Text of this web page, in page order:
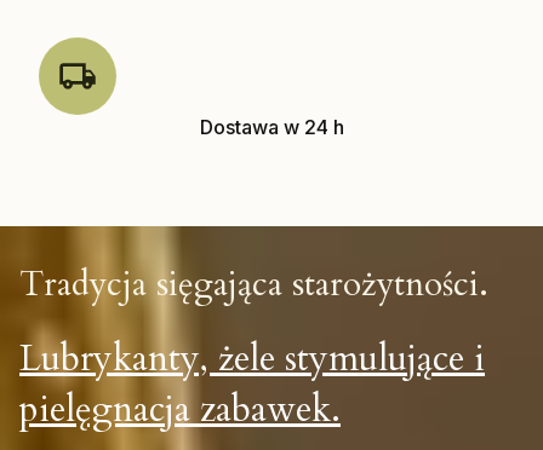
Dostawa w 24 h
Tradycja sięgająca starożytności.
Lubrykanty, żele stymulujące i
pielęgnacja zabawek.